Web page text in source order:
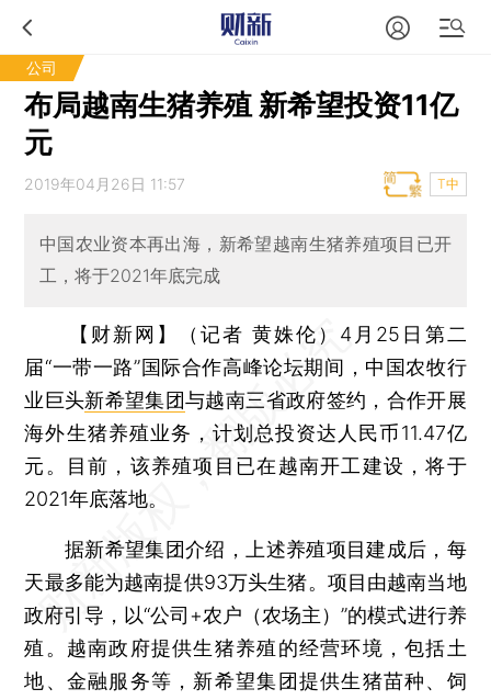
公司
布局越南生猪养殖 新希望投资11亿
元
2019年04月26日 11:57 T中
中国农业资本再出海，新希望越南生猪养殖项目已开
工，将于2021年底完成
【财新网】（记者 黄姝伦） 4月25日第二
届“一带一路”国际合作高峰论坛期间，中国农牧行
业巨头新希望集团与越南三省政府签约，合作开展
海外生猪养殖业务，计划总投资达人民币11.47亿
元。目前，该养殖项目已在越南开工建设，将于
2021年底落地。
据新希望集团介绍，上述养殖项目建成后，每
天最多能为越南提供93万头生猪。项目由越南当地
政府引导，以“公司+农户（农场主）”的模式进行养
殖。越南政府提供生猪养殖的经营环境，包括土
地、金融服务等，新希望集团提供生猪苗种、饲